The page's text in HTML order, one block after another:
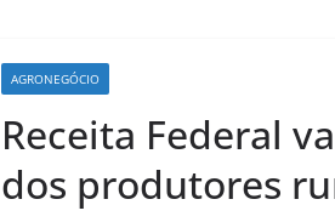
AGRONEGÓCIO
Receita Federal
dos produtores